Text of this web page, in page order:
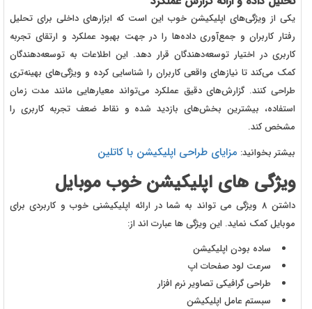
یکی از ویژگی‌های اپلیکیشن خوب این است که ابزارهای داخلی برای تحلیل
رفتار کاربران و جمع‌آوری داده‌ها را در جهت بهبود عملکرد و ارتقای تجربه
کاربری در اختیار توسعه‌دهندگان قرار دهد. این اطلاعات به توسعه‌دهندگان
کمک می‌کند تا نیازهای واقعی کاربران را شناسایی کرده و ویژگی‌های بهینه‌تری
طراحی کنند. گزارش‌های دقیق عملکرد می‌تواند معیارهایی مانند مدت زمان
استفاده، بیشترین بخش‌های بازدید شده و نقاط ضعف تجربه کاربری را
مشخص کند.
بیشتر بخوانید: مزایای طراحی اپلیکیشن با کاتلین
ویژگی های اپلیکیشن خوب موبایل
داشتن 8 ویژگی می تواند به شما در ارائه اپلیکیشنی خوب و کاربردی برای
موبایل کمک نماید. این ویژگی ها عبارت اند از:
ساده بودن اپلیکیشن
سرعت لود صفحات اپ
طراحی گرافیکی تصاویر نرم افزار
سبستم عامل اپلیکیشن